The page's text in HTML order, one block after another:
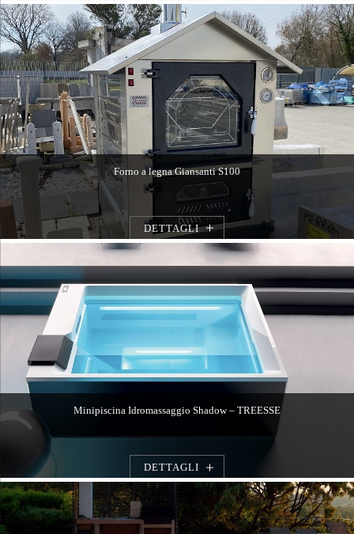
Forno a legna Giansanti S100
DETTAGLI
Minipiscina Idromassaggio Shadow – TREESSE
DETTAGLI